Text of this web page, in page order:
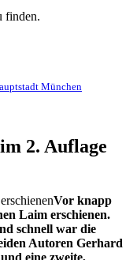
finden.
München
2. Auflage
Vor knapp
Laim erschienen.
schnell war die
Autoren Gerhard